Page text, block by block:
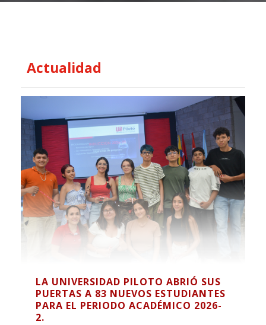
Actualidad
LA UNIVERSIDAD PILOTO ABRIÓ SUS
PUERTAS A 83 NUEVOS ESTUDIANTES
PARA EL PERIODO ACADÉMICO 2026-
2.